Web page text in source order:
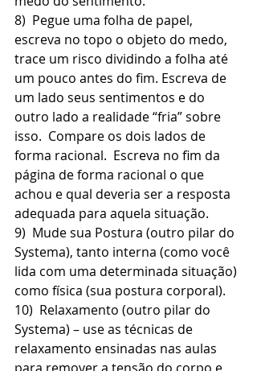
8)  Pegue uma folha de papel,
escreva no topo o objeto do medo,
trace um risco dividindo a folha até
um pouco antes do fim. Escreva de
um lado seus sentimentos e do
outro lado a realidade “fria” sobre
isso.  Compare os dois lados de
forma racional.  Escreva no fim da
página de forma racional o que
achou e qual deveria ser a resposta
adequada para aquela situação.
9)  Mude sua Postura (outro pilar do
Systema), tanto interna (como você
lida com uma determinada situação)
como física (sua postura corporal).
10)  Relaxamento (outro pilar do
Systema) – use as técnicas de
relaxamento ensinadas nas aulas